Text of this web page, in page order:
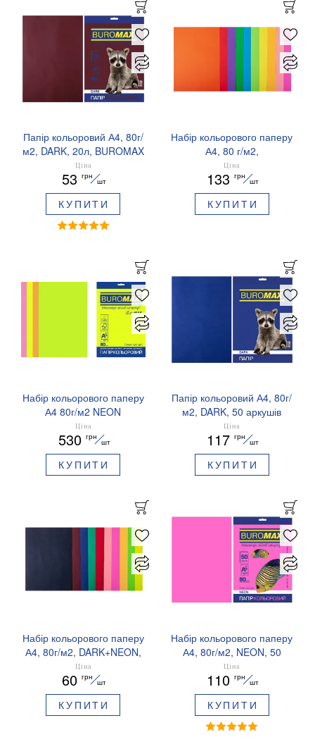
Папір кольоровий А4, 80г/
м2, DARK, 20л, BUROMAX
BM.2721420
Ціна
53 грн
шт
КУПИТИ
Набір кольорового паперу
А4, 80 г/м2,
NEON+INTENSIVE, 10
кольорів, 50 аркушів
BUROMAX BM.2721850-99
Ціна
133 грн
шт
КУПИТИ
Набір кольорового паперу
А4 80г/м2 NEON
EUROMAX 4 кольори 200
аркушів BUROMAX
BM.27215200E-99
Ціна
530 грн
шт
КУПИТИ
Папір кольоровий А4, 80г/
м2, DARK, 50 аркушів
BUROMAX BM.2721450
Ціна
117 грн
шт
КУПИТИ
Набір кольорового паперу
А4, 80г/м2, DARK+NEON,
10 кольорів, 20 аркушів
BUROMAX BM.2721020-99
Ціна
60 грн
шт
КУПИТИ
Набір кольорового паперу
А4, 80г/м2, NEON, 50
аркушів BUROMAX
BM.2721550
Ціна
110 грн
шт
КУПИТИ